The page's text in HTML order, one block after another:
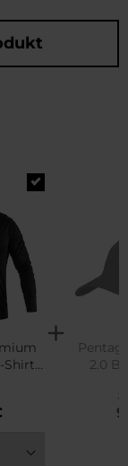
Shirt -
2.0